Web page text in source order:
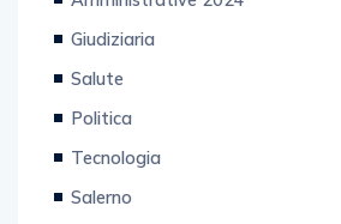
Giudiziaria
Salute
Politica
Tecnologia
Salerno
Motori